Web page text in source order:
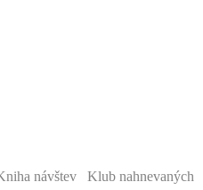
návštev Klub nahnevaných